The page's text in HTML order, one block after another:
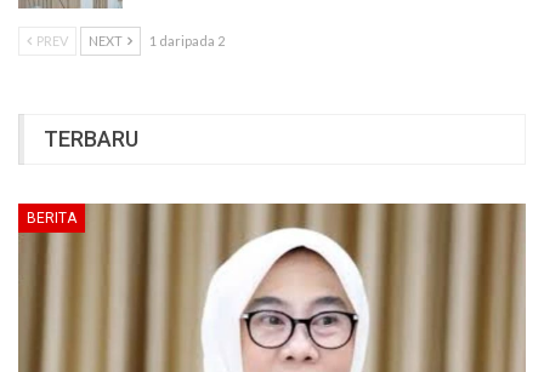
PREV NEXT 1 daripada 2
TERBARU
BERITA